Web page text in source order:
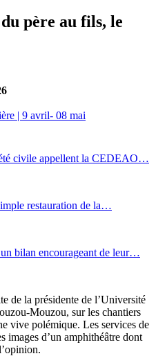
père au fils, le
civile appellent la CEDEAO…
restauration de la…
bilan encourageant de leur…
de la présidente de l’Université
Mouzou, sur les chantiers
vive polémique. Les services de
images d’un amphithéâtre dont